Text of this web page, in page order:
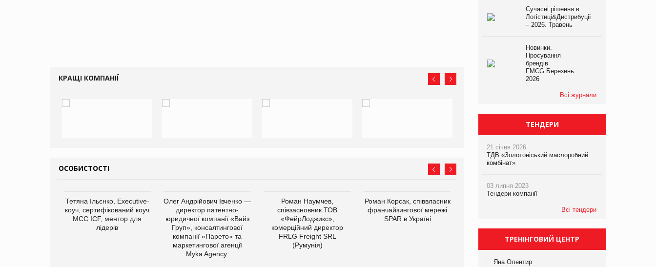
КРАЩІ КОМПАНІЇ
ОСОБИСТОСТІ
Тетяна Ільєнко, Executive-
коуч, сертифікований коуч
МСС ICF, ментор для
лідерів
Олег Андрійович Івченко —
директор патентно-
юридичної компанії «Вайз
Груп», консалтингової
компанії «Парето» та
маркетингової агенції
Myka Agency.
Роман Наумчев,
співзасновник ТОВ
«ФейрЛоджикс»,
комерційний директор
FRLG Freight SRL
(Румунія)
Роман Корсак, співвласник
франчайзингової мережі
SPAR в Україні
виробництва
компанії «УкраМарин»
Сучасні рішення в
Логістиці&Дистрибуції
– 2026. Травень
Новинки.
Просування
брендів
FMCG.Березень
2026
Всі журнали
ТЕНДЕРИ
21 січня 2026
ТДВ «Золотоніський маслоробний
комбінат»
03 липня 2023
Тендери компанії
Всі тендери
ТРЕНІНГОВИЙ ЦЕНТР
Яна Олентир